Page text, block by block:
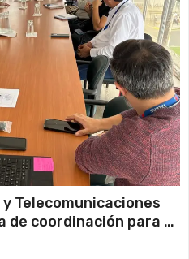
Telecomunicaciones
de coordinación para el
en Iquique